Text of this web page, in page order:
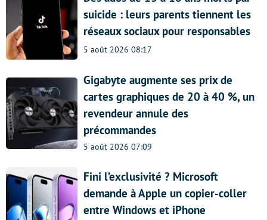
suicide : leurs parents tiennent les
réseaux sociaux pour responsables
5 août 2026 08:17
Gigabyte augmente ses prix de
cartes graphiques de 20 à 40 %, un
revendeur annule des
précommandes
5 août 2026 07:09
Fini l’exclusivité ? Microsoft
demande à Apple un copier-coller
entre Windows et iPhone